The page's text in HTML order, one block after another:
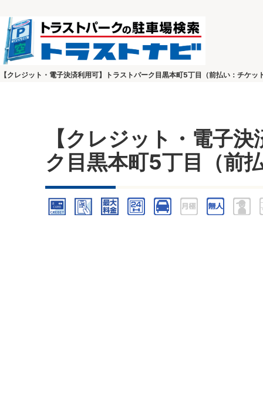
【クレジット・電子決済利用可】トラストパーク目黒本町5丁目（前払い：チケ
【クレジット・電子
ク目黒本町5丁目（前